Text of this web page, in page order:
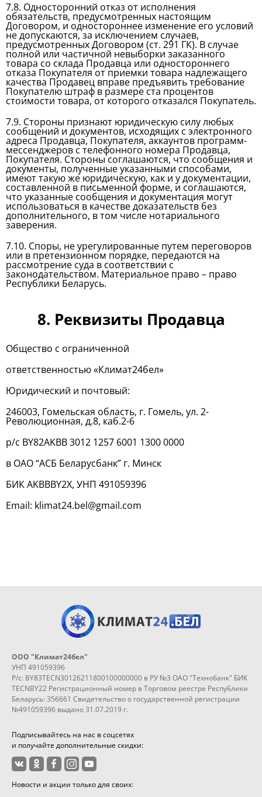
7.8. Односторонний отказ от исполнения
обязательств, предусмотренных настоящим
Договором, и одностороннее изменение его условий
не допускаются, за исключением случаев,
предусмотренных Договором (ст. 291 ГК). В случае
полной или частичной невыборки заказанного
товара со склада Продавца или одностороннего
отказа Покупателя от приемки товара надлежащего
качества Продавец вправе предъявить требование
Покупателю штраф в размере ста процентов
стоимости товара, от которого отказался Покупатель.
7.9. Стороны признают юридическую силу любых
сообщений и документов, исходящих с электронного
адреса Продавца, Покупателя, аккаунтов программ-
мессенджеров с телефонного номера Продавца,
Покупателя. Стороны соглашаются, что сообщения и
документы, полученные указанными способами,
имеют такую же юридическую, как и у документации,
составленной в письменной форме, и соглашаются,
что указанные сообщения и документация могут
использоваться в качестве доказательств без
дополнительного, в том числе нотариального
заверения.
7.10. Споры, не урегулированные путем переговоров
или в претензионном порядке, передаются на
рассмотрение суда в соответствии с
законодательством. Материальное право – право
Республики Беларусь.
8. Реквизиты Продавца
Общество с ограниченной
ответственностью «Климат24бел»
Юридический и почтовый:
246003, Гомельская область, г. Гомель, ул. 2-
Революционная, д.8, каб.2-6
р/с BY82AKBB 3012 1257 6001 1300 0000
в ОАО “АСБ Беларусбанк” г. Минск
БИК AKBBBY2Х, УНП 491059396
Email: klimat24.bel@gmail.com
ООО "Климат24бел"
УНП 491059396
Р/с: BY83TECN30126211800100000000 в РУ №3 ОАО "Технобанк" БИК
TECNBY22 Регистрационный номер в Торговом реестре Республики
Беларусь: 356661 Свидетельство о государственной регистрации
№491059396 выдано 31.07.2019 г.
Подписывайтесь на нас в соцсетях
и получайте дополнительные скидки:
Новости и акции только для своих: